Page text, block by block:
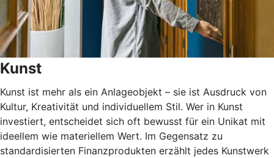
Kunst
Kunst ist mehr als ein Anlageobjekt – sie ist Ausdruck von
Kultur, Kreativität und individuellem Stil. Wer in Kunst
investiert, entscheidet sich oft bewusst für ein Unikat mit
ideellem wie materiellem Wert. Im Gegensatz zu
standardisierten Finanzprodukten erzählt jedes Kunstwerk